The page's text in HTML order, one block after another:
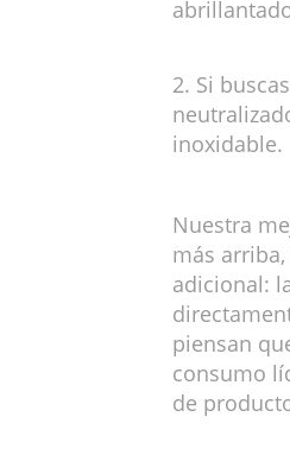
2. Si
inoxidable.
Nuestra
más
adicional:
piensan
consumo
de